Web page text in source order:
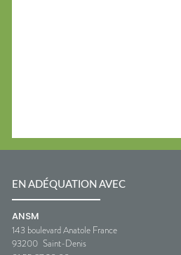
EN ADÉQUATION AVEC
ANSM
143 boulevard Anatole France
93200 Saint-Denis